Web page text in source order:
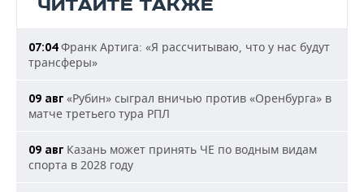
ЧИТАЙТЕ ТАКЖЕ
07:04Франк Артига: «Я рассчитываю, что у нас будут
трансферы»
09 авг «Рубин» сыграл вничью против «Оренбурга» в
матче третьего тура РПЛ
09 авг Казань может принять ЧЕ по водным видам
спорта в 2028 году